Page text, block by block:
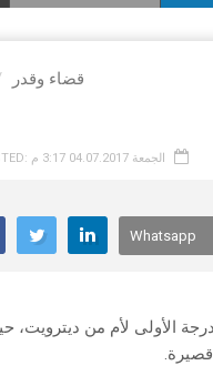
قضاء وقدر
POSTED: الجمعة 04.07.2017 3:17 م
Whatsapp
الأولى لأم من ديترويت،